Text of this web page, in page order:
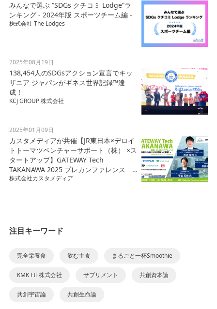
みんなで選ぶ “SDGs クチコミ Lodge”ラ
ンキング - 2024年版 スポーツチーム編 -
株式会社 The Lodges
2025年08月19日
138,454人のSDGsアクション宣言でキッ
ザニア ジャパンがギネス世界記録™達
成！
KCJ GROUP 株式会社
2025年01月09日
カスタメディアが共催【JR東日本×デロイ
トトーマツベンチャーサポート（株） ×ス
タートアップ】GATEWAY Tech
TAKANAWA 2025 プレカンファレンス
～共創から始まる地球益への挑戦～
株式会社カスタメディア
注目キーワード
完全栄養食 飲む主食 まるごと一杯Smoothie
KMK FIT株式会社 サプリメント 共創資本論
共創宇宙論 共創生命論